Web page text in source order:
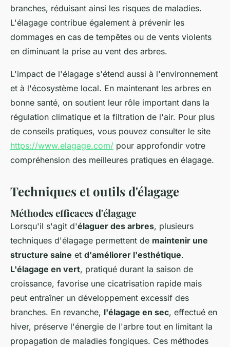
branches, réduisant ainsi les risques de maladies.
L'élagage contribue également à prévenir les
dommages en cas de tempêtes ou de vents violents
en diminuant la prise au vent des arbres.
L'impact de l'élagage s'étend aussi à l'environnement
et à l'écosystème local. En maintenant les arbres en
bonne santé, on soutient leur rôle important dans la
régulation climatique et la filtration de l'air. Pour plus
de conseils pratiques, vous pouvez consulter le site
https://www.elagage.com/ pour approfondir votre
compréhension des meilleures pratiques en élagage.
Techniques et outils d'élagage
Méthodes efficaces d'élagage
Lorsqu'il s'agit d'élaguer des arbres, plusieurs
techniques d'élagage permettent de maintenir une
structure saine et d'améliorer l'esthétique.
L'élagage en vert, pratiqué durant la saison de
croissance, favorise une cicatrisation rapide mais
peut entraîner un développement excessif des
branches. En revanche, l'élagage en sec, effectué en
hiver, préserve l'énergie de l'arbre tout en limitant la
propagation de maladies fongiques. Ces méthodes